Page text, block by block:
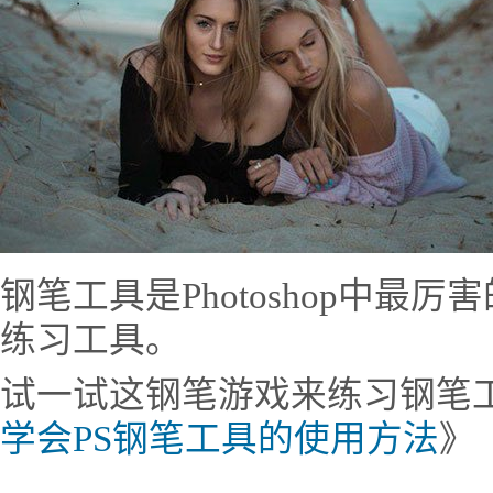
钢笔工具是Photoshop中最厉
练习工具。
试一试这钢笔游戏来练习钢笔
学会PS钢笔工具的使用方法》